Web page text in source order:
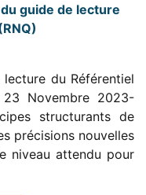
guide de lecture
du Référentiel
Novembre 2023-
structurants de
précisions nouvelles
niveau attendu pour